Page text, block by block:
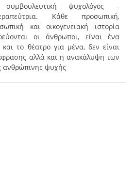
συμβουλευτική ψυχολόγος –
Κάθε προσωπική,
και οικογενειακή ιστορία
οι άνθρωποι, είναι ένα
το θέατρο για μένα, δεν είναι
αλλά και η ανακάλυψη των
ανθρώπινης ψυχής